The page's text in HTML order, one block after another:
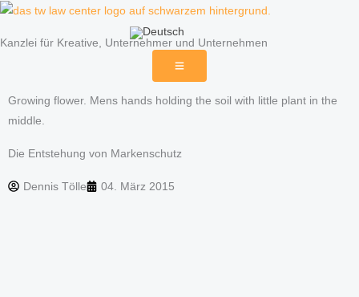
Zum
springen
Kanzlei für Kreative, Unternehmer und Unternehmen
Growing flower. Mens hands holding the soil with little plant in the
middle.
Die Entstehung von Markenschutz
Dennis Tölle 04. März 2015